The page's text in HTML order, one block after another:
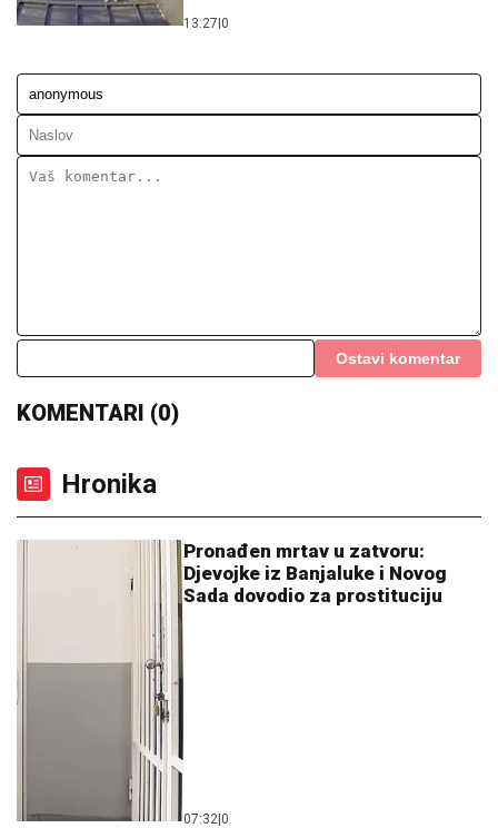
13:27 0
Ostavi komentar
KOMENTARI (0)
Hronika
Pronađen mrtav u zatvoru:
Djevojke iz Banjaluke i Novog
Sada dovodio za prostituciju
07:32 0